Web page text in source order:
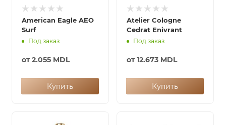
American Eagle AEO
Surf
Под заказ
от2.055 MDL
Купить
Atelier Cologne
Cedrat Enivrant
Под заказ
от12.673 MDL
Купить